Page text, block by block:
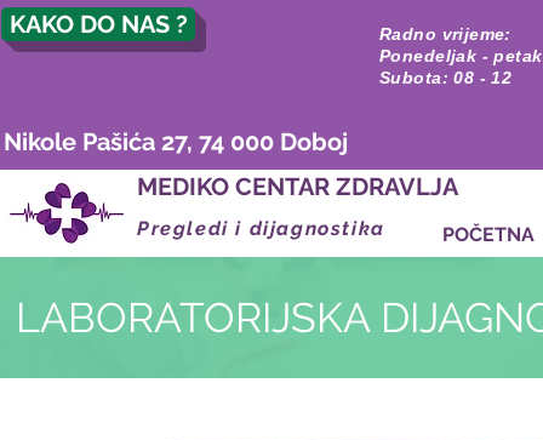
KAKO DO NAS ?
Radno vrijeme:
Ponedeljak -
Subota: 08 - 12
Nikole Pašića 27, 74 000 Doboj
MEDIKO CENTAR ZDRAVLJA
Pregledi i dijagnostika POČETNA
LABORATORIJSKA